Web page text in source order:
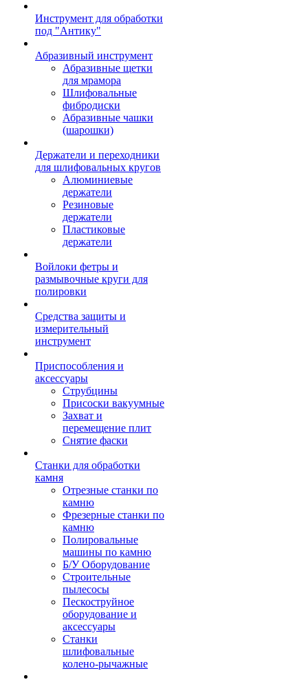
Инструмент для обработки
под "Антику"
Абразивный инструмент
Абразивные щетки
для мрамора
Шлифовальные
фибродиски
Абразивные чашки
(шарошки)
Держатели и переходники
для шлифовальных кругов
Алюминиевые
держатели
Резиновые
держатели
Пластиковые
держатели
Войлоки фетры и
размывочные круги для
полировки
Средства защиты и
измерительный
инструмент
Приспособления и
аксессуары
Струбцины
Присоски вакуумные
Захват и
перемещение плит
Снятие фаски
Станки для обработки
камня
Отрезные станки по
камню
Фрезерные станки по
камню
Полировальные
машины по камню
Б/У Оборудование
Строительные
пылесосы
Пескоструйное
оборудование и
аксессуары
Станки
шлифовальные
колено-рычажные